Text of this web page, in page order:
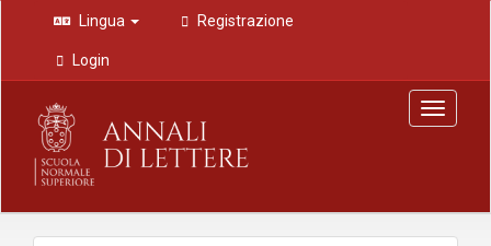
Navigazione
principale
Contenuto
principale
Barra
laterale
Lingua Registrazione
Login
Toggle